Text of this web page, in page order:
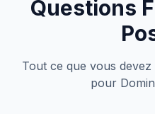
Questions
Tout ce que vous
pour